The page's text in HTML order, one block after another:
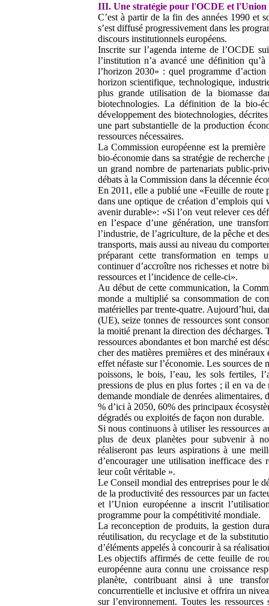
III. Une stratégie pour l'OCDE et l'Union
C’est à partir de la fin des années 1990 et
s’est diffusé progressivement dans les
discours institutionnels européens.
Inscrite sur l’agenda interne de l’OCDE
l’institution n’a avancé une définition
l’horizon 2030» : quel programme
horizon scientifique, technologique,
plus grande utilisation de la biomasse
biotechnologies. La définition de la bio-
développement des biotechnologies,
une part substantielle de la production
ressources nécessaires.
La Commission européenne est la
bio-économie dans sa stratégie de
un grand nombre de partenariats public-
débats à la Commission dans la décennie
En 2011, elle a publié une «Feuille de route
dans une optique de création d’emplois qui
avenir durable»: «Si l’on veut relever ces
en l’espace d’une génération, une
l’industrie, de l’agriculture, de la pêche et des
transports, mais aussi au niveau du
préparant cette transformation en temps
continuer d’accroître nos richesses et notre
ressources et l’incidence de celle-ci».
Au début de cette communication, la
monde a multiplié sa consommation de
matérielles par trente-quatre. Aujourd’hui,
(UE), seize tonnes de ressources sont
la moitié prenant la direction des décharges.
ressources abondantes et bon marché est
cher des matières premières et des
effet néfaste sur l’économie. Les sources
poissons, le bois, l’eau, les sols fertiles,
pressions de plus en plus fortes ; il en va
demande mondiale de denrées
% d’ici à 2050, 60% des principaux
dégradés ou exploités de façon non durable.
Si nous continuons à utiliser les ressources
plus de deux planètes pour subvenir à
réaliseront pas leurs aspirations à une
d’encourager une utilisation inefficace des
leur coût véritable ».
Le Conseil mondial des entreprises pour le
de la productivité des ressources par un
et l’Union européenne a inscrit
programme pour la compétitivité mondiale.
La reconception de produits, la gestion
réutilisation, du recyclage et de la
d’éléments appelés à concourir à sa
Les objectifs affirmés de cette feuille de
européenne aura connu une croissance
planète, contribuant ainsi à une
concurrentielle et inclusive et offrira un
sur l’environnement. Toutes les